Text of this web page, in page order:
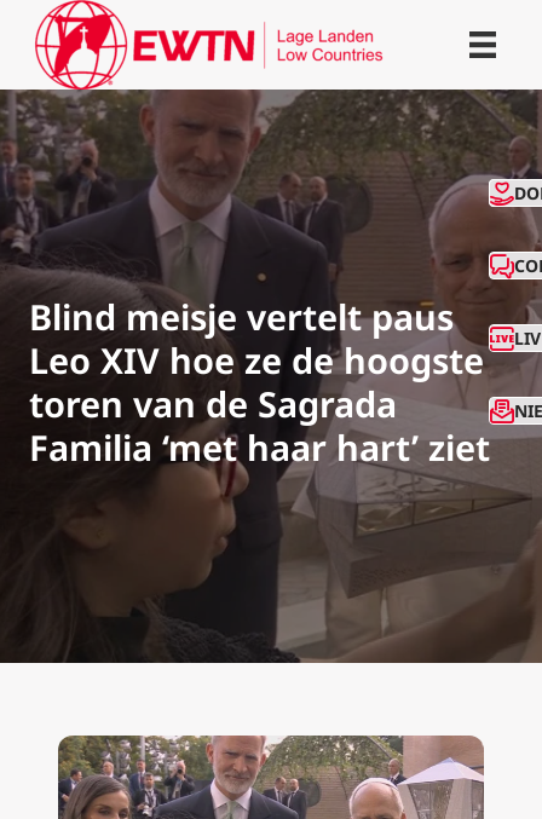
Blind meisje vertelt paus
Leo XIV hoe ze de hoogste
toren van de Sagrada
Familia ‘met haar hart’ ziet